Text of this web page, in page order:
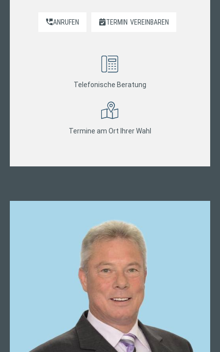
ANRUFEN TERMIN VEREINBAREN
Telefonische Beratung
Termine am Ort Ihrer Wahl